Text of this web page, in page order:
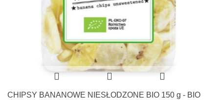
CHIPSY BANANOWE NIESŁODZONE BIO 150 g - BIO